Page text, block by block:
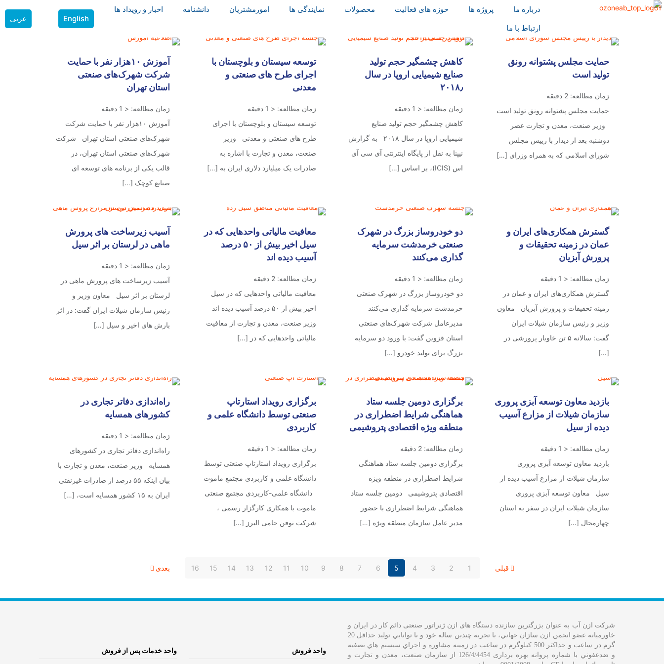
درباره ما پروژه ها حوزه های فعالیت محصولات نمایندگی ها امورمشتریان دانشنامه
اخبار و رویداد ها
ارتباط با ما
English عربی
حمایت مجلس پشتوانه رونق
تولید است
زمان مطالعه: 2 دقیقه
حمایت مجلس پشتوانه رونق تولید است
وزیر صنعت، معدن و تجارت عصر
دوشنبه بعد از دیدار با رییس مجلس
شورای اسلامی که به همراه وزرای […]
کاهش چشمگیر حجم تولید
صنایع شیمیایی اروپا در سال
۲۰۱۸٫
زمان مطالعه: < 1
دقیقه
کاهش چشمگیر حجم تولید صنایع
شیمیایی اروپا در سال ۲۰۱۸ به گزارش
نیپنا به نقل از پایگاه اینترنتی آی سی آی
اس (ICIS)، بر اساس
[…]
توسعه سیستان و بلوچستان با
اجرای طرح های صنعتی و
معدنی
زمان مطالعه: < 1
دقیقه
توسعه سیستان و بلوچستان با اجرای
طرح های صنعتی و معدنی وزیر
صنعت، معدن و تجارت با اشاره به
صادرات یک میلیارد دلاری ایران به […]
آموزش ۱۰‌هزار نفر با حمایت
شرکت شهرک‌های صنعتی
استان تهران
زمان مطالعه: < 1
دقیقه
آموزش ۱۰‌هزار نفر با حمایت شرکت
شهرک‌های صنعتی استان تهران شرکت
شهرک‌های صنعتی استان تهران، در
قالب یکی از برنامه های توسعه ای
صنایع کوچک […]
گسترش همکاری‌های ایران و
عمان در زمینه تحقیقات و
پرورش آبزیان
زمان مطالعه: < 1
دقیقه
گسترش همکاری‌های ایران و عمان در
زمینه تحقیقات و پرورش آبزیان معاون
وزیر و رئیس سازمان شیلات ایران
گفت: سالانه ۵ تن خاویار پرورشی در
[…]
دو خودروساز بزرگ در شهرک
صنعتی خرمدشت سرمایه
گذاری می‌کنند
زمان مطالعه: < 1
دقیقه
دو خودروساز بزرگ در شهرک صنعتی
خرمدشت سرمایه گذاری می‌کنند
مدیرعامل شرکت شهرک‌های صنعتی
استان قزوین گفت: با ورود دو سرمایه
بزرگ برای تولید خودرو […]
معافیت مالیاتی واحدهایی که در
سیل اخیر بیش از ۵۰ درصد
آسیب دیده اند
زمان مطالعه: 2 دقیقه
معافیت مالیاتی واحدهایی که در سیل
اخیر بیش از ۵۰ درصد آسیب دیده اند
وزیر صنعت، معدن و تجارت از معافیت
مالیاتی واحدهایی که در […]
آسیب زیرساخت های پرورش
ماهی در لرستان بر اثر سیل
زمان مطالعه: < 1
دقیقه
آسیب زیرساخت های پرورش ماهی در
لرستان بر اثر سیل معاون وزیر و
رئیس سازمان شیلات ایران گفت: در اثر
بارش های اخیر و سیل […]
بازدید معاون توسعه آبزی پروری
سازمان شیلات از مزارع آسیب
دیده از سیل
زمان مطالعه: < 1
دقیقه
بازدید معاون توسعه آبزی پروری
سازمان شیلات از مزارع آسیب دیده از
سیل معاون توسعه آبزی پروری
سازمان شیلات ایران در سفر به استان
چهارمحال […]
برگزاری دومین جلسه ستاد
هماهنگی شرایط اضطراری در
منطقه ویژه اقتصادی پتروشیمی
زمان مطالعه:2 دقیقه
برگزاری دومین جلسه ستاد هماهنگی
شرایط اضطراری در منطقه ویژه
اقتصادی پتروشیمی دومین جلسه ستاد
هماهنگی شرایط اضطراری با حضور
مدیر عامل سازمان منطقه ویژه […]
برگزاری رویداد استارتاپ
صنعتی توسط دانشگاه علمی و
کاربردی
زمان مطالعه: < 1
دقیقه
برگزاری رویداد استارتاپ صنعتی توسط
دانشگاه علمی و کاربردی مجتمع ماموت
دانشگاه علمی-کاربردی مجتمع صنعتی
ماموت با همکاری کارگزار رسمی ،
شرکت نوفن حامی البرز […]
راه‌اندازی دفاتر تجاری در
کشورهای همسایه
زمان مطالعه: < 1
دقیقه
راه‌اندازی دفاتر تجاری در کشورهای
همسایه وزیر صنعت، معدن و تجارت با
بیان اینکه ۵۵ درصد از صادرات غیرنفتی
ایران به ۱۵ کشور همسایه است،
[…]
قبلی 1
2
3
4
5
6
7
8
9
10
11
12
13
14
15
16 بعدی
شرکت ازن آب به عنوان بزرگترین سازنده دستگاه های ازن ژنراتور صنعتی دائم کار در ایران و
خاورمیانه عضو انجمن ازن سازان جهاني، با تجربه چندين ساله خود و با توانايي توليد حداقل 20
گرم در ساعت و حداکثر 500 کیلوگرم در ساعت در زمينه مشاوره و اجراي سيستم هاي تصفيه
و ضدعفوني با شماره پروانه بهره برداری 126/4/4454 از سازمان صنعت، معدن و تجارت و
واحد فروش واحد خدمات پس از فروش